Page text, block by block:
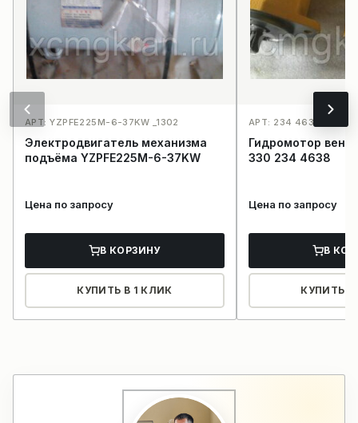
АРТ: YZPFE225M-6-37KW _1302
Электродвигатель механизма
подъёма YZPFE225M-6-37KW
Цена по запросу
В КОРЗИНУ
КУПИТЬ В 1 КЛИК
АРТ: 234 4638_1511
Гидромотор
330 234 4638
Цена по запросу
В
КУПИТЬ В